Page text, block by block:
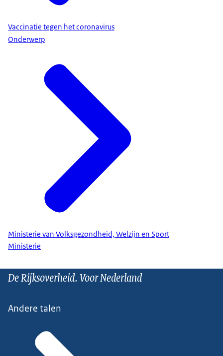
Vaccinatie tegen het coronavirus
Onderwerp
Ministerie van Volksgezondheid, Welzijn en Sport
Ministerie
De Rijksoverheid. Voor Nederland
Andere talen